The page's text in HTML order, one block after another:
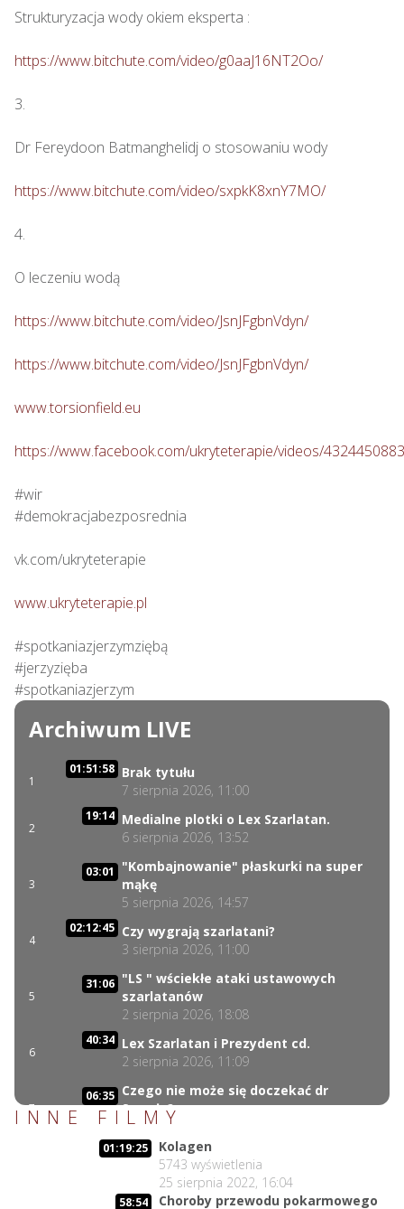
Strukturyzacja wody okiem eksperta :
https://www.bitchute.com/video/g0aaJ16NT2Oo/
3.
Dr Fereydoon Batmanghelidj o stosowaniu wody
https://www.bitchute.com/video/sxpkK8xnY7MO/
4.
O leczeniu wodą
https://www.bitchute.com/video/JsnJFgbnVdyn/
https://www.bitchute.com/video/JsnJFgbnVdyn/
www.torsionfield.eu
https://www.facebook.com/ukryteterapie/videos/
#wir
#demokracjabezposrednia
vk.com/ukryteterapie
www.ukryteterapie.pl
#spotkaniazjerzymziębą
#jerzyzięba
#spotkaniazjerzym
Archiwum LIVE
1
01:51:58 Brak tytułu
7 sierpnia 2026, 11:00
2
19:14 Medialne plotki o Lex Szarlatan.
6 sierpnia 2026, 13:52
3
03:01
"Kombajnowanie" płaskurki na super
mąkę
5 sierpnia 2026, 14:57
4
02:12:45 Czy wygrają szarlatani?
3 sierpnia 2026, 11:00
5
31:06 "LS " wściekłe ataki ustawowych
szarlatanów
2 sierpnia 2026, 18:08
6
40:34 Lex Szarlatan i Prezydent cd.
2 sierpnia 2026, 11:09
7
06:35 Czego nie może się doczekać dr
Suwała?
1 sierpnia 2026, 16:01
17:10 Szczepionkowa bańka w końcu pękła!
1 sierpnia 2026, 10:02
NIESPODZIANKA u Prezydenta
INNE FILMY
01:19:25
Kolagen
5743 wyświetlenia
25 sierpnia 2022, 16:04
58:54
Choroby przewodu pokarmowego